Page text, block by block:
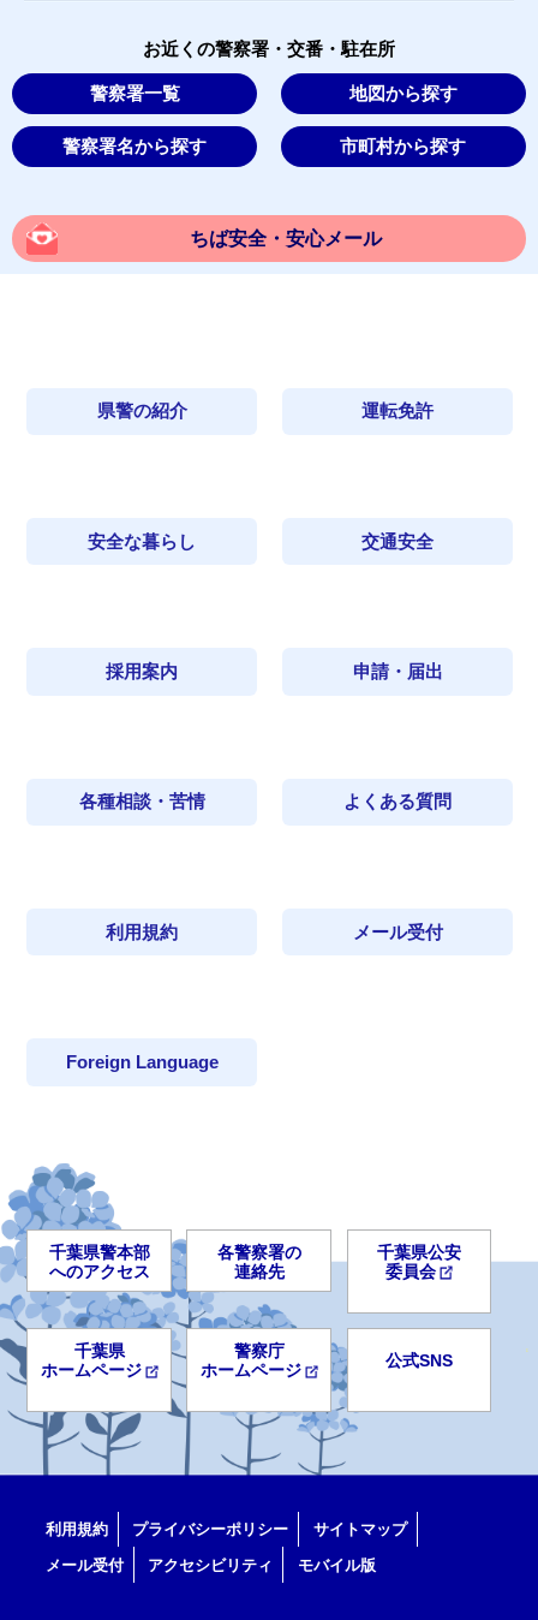
お近くの警察署・交番・駐在所
警察署一覧 地図から探す
警察署名から探す 市町村から探す
ちば安全・安心メール
県警の紹介 運転免許
安全な暮らし 交通安全
採用案内 申請・届出
各種相談・苦情 よくある質問
利用規約 メール受付
Foreign Language
千葉県警本部
へのアクセス
各警察署の
連絡先
千葉県公安
委員会
千葉県
ホームページ
警察庁
ホームページ
公式SNS
利用規約 プライバシーポリシー
サイトマップ
メール受付
アクセシビリティ モバイル版